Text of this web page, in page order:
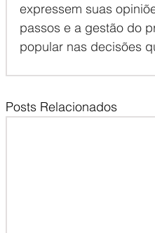
expressem suas
passos e a gestão do
popular nas decisões
Posts Relacionados